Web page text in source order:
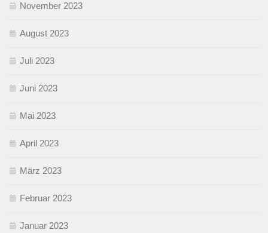
November 2023
August 2023
Juli 2023
Juni 2023
Mai 2023
April 2023
März 2023
Februar 2023
Januar 2023